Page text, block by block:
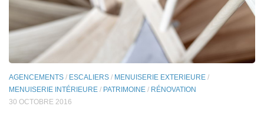
AGENCEMENTS / ESCALIERS / MENUISERIE EXTERIEURE /
MENUISERIE INTÉRIEURE / PATRIMOINE / RÉNOVATION
30 OCTOBRE 2016